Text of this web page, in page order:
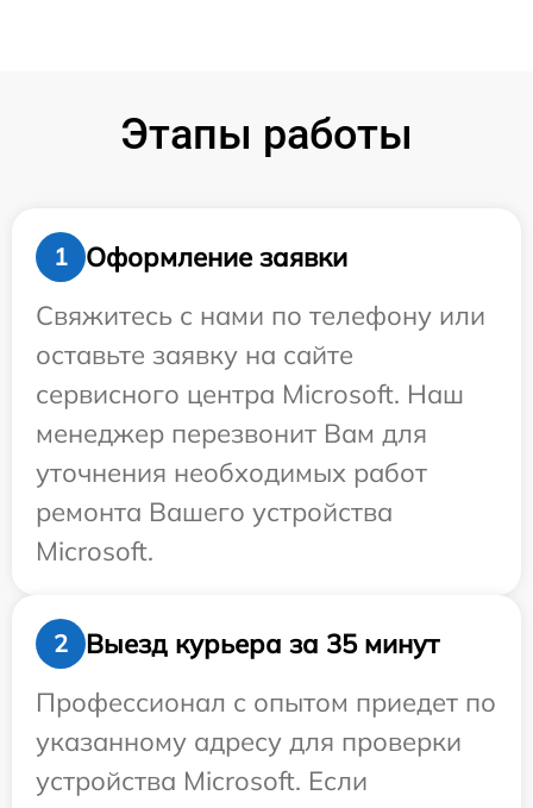
Этапы работы
1
Оформление заявки
Свяжитесь с нами по телефону или
оставьте заявку на сайте
сервисного центра Microsoft. Наш
менеджер перезвонит Вам для
уточнения необходимых работ
ремонта Вашего устройства
Microsoft.
2
Выезд курьера за 35 минут
Профессионал с опытом приедет по
указанному адресу для проверки
устройства Microsoft. Если